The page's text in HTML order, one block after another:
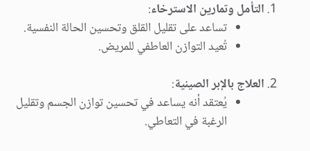
التأمل وتمارين الاسترخاء:
تساعد على تقليل القلق وتحسين الحالة النفسية.
تُعيد التوازن العاطفي للمريض.
العلاج بالإبر الصينية:
يُعتقد أنه يساعد في تحسين توازن الجسم وتقليل
الرغبة في التعاطي.